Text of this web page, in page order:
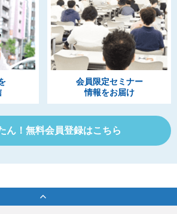
会員限定セミナー
情報をお届け
ん！無料会員登録はこちら